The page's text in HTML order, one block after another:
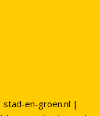
stad-en-groen.nl |